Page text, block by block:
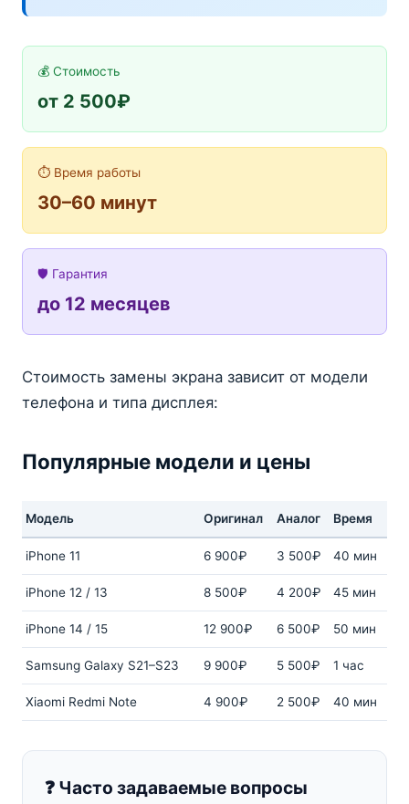
💰 Стоимость
от 2 500₽
⏱️ Время работы
30–60 минут
🛡️ Гарантия
до 12 месяцев
Стоимость замены экрана зависит от модели
телефона и типа дисплея:
Популярные модели и цены
Модель Оригинал Аналог Время
iPhone 11 6 900₽ 3 500₽ 40 мин
iPhone 12 / 13 8 500₽ 4 200₽ 45 мин
iPhone 14 / 15 12 900₽ 6 500₽ 50 мин
Samsung Galaxy S21–S23 9 900₽ 5 500₽ 1 час
Xiaomi Redmi Note 4 900₽ 2 500₽ 40 мин
❓ Часто задаваемые вопросы